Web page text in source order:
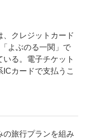
クレジットカード
よぶのる一関」で
る。電子チケット
カードで支払うこ
旅行プランを組み